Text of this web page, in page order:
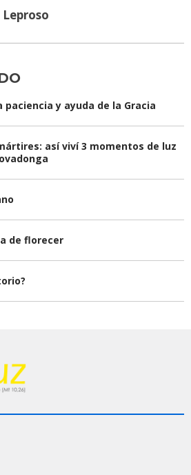
y ayuda de la Gracia
así viví 3 momentos de luz
de florecer